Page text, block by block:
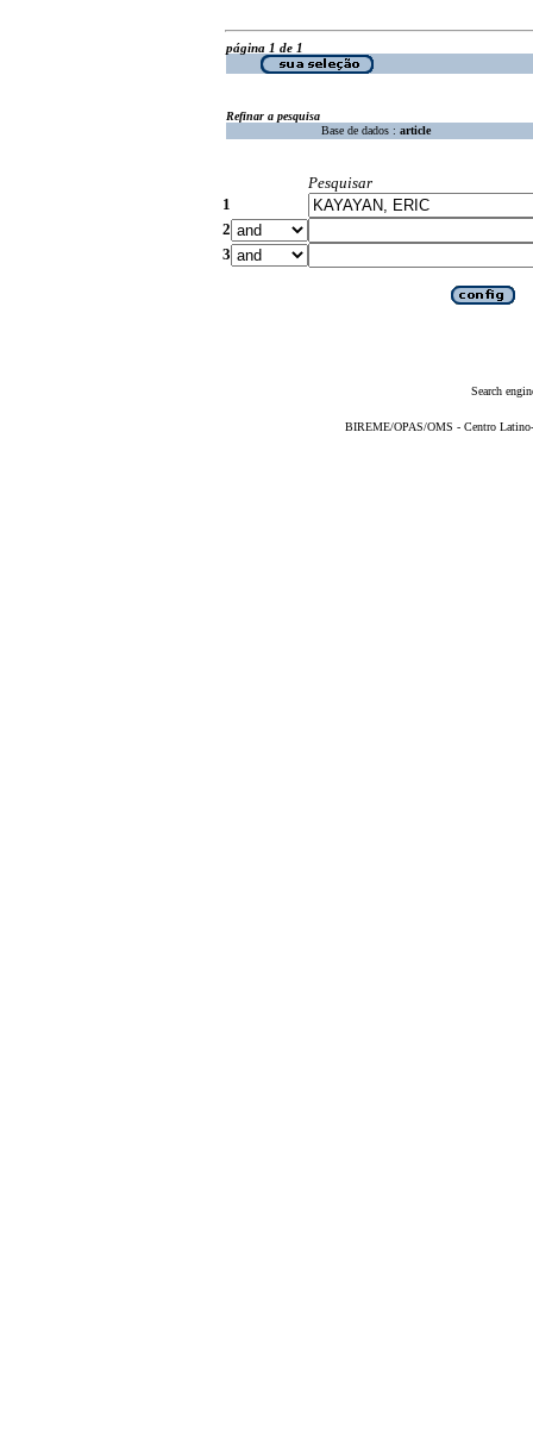
página 1 de 1
Refinar a pesquisa
Base de dados : article
Pesquisar
1
2
3
Search
BIREME/OPAS/OMS - Centro Latino-